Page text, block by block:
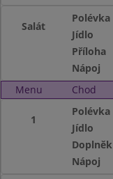
Salát
Polévka
Jídlo
Příloha
Nápoj
Menu
Chod
1
Polévka
Jídlo
Doplněk
Nápoj